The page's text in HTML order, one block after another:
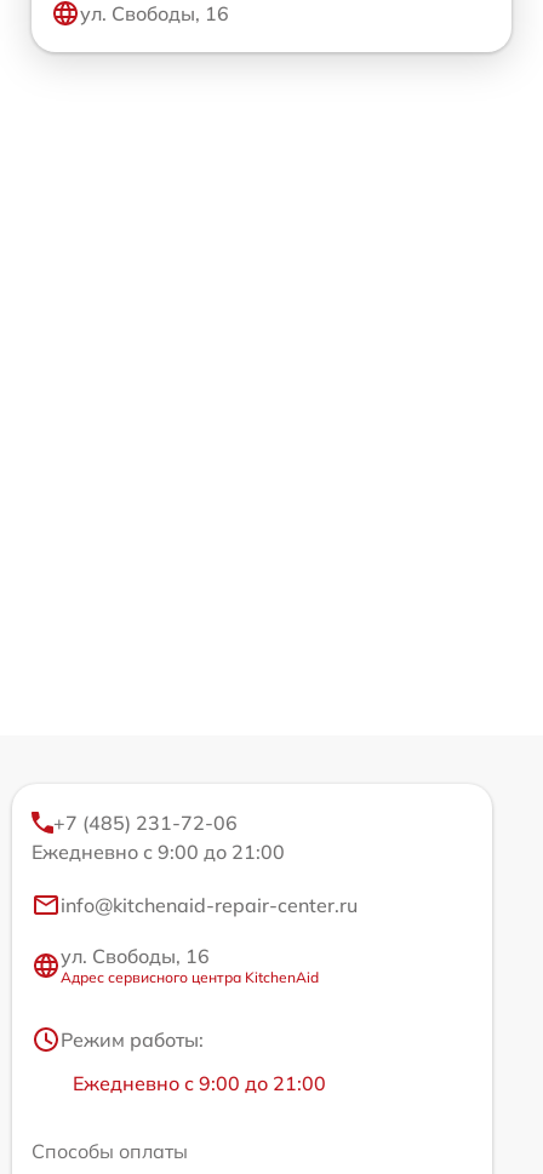
ул. Свободы, 16
+7 (485) 231-72-06
Ежедневно с 9:00 до 21:00
info@kitchenaid-repair-center.ru
ул. Свободы, 16
Адрес сервисного центра KitchenAid
Режим работы:
Ежедневно с 9:00 до 21:00
Способы оплаты